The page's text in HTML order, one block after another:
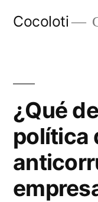
Cocoloti
¿Qué
política